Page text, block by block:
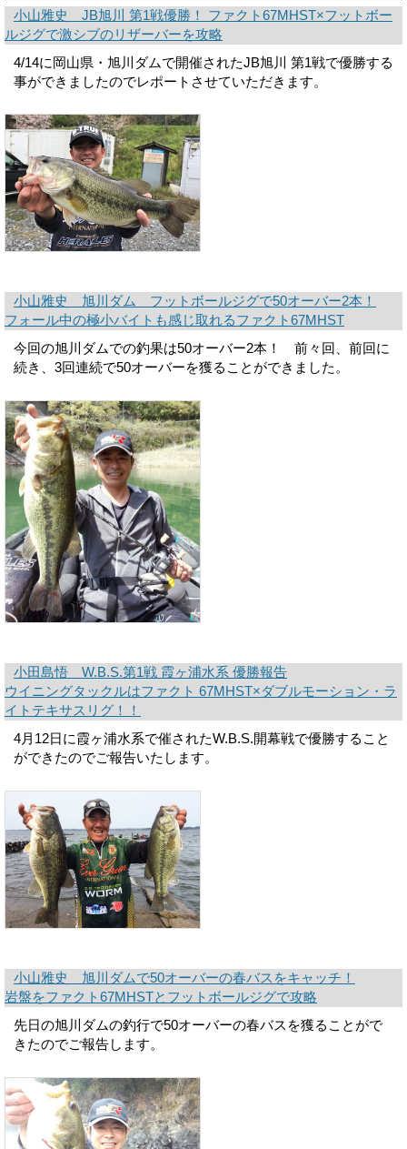
小山雅史 JB旭川 第1戦優勝！ ファクト67MHST×フットボー
ルジグで激シブのリザーバーを攻略
4/14に岡山県・旭川ダムで開催されたJB旭川 第1戦で優勝する
事ができましたのでレポートさせていただきます。
小山雅史 旭川ダム フットボールジグで50オーバー2本！
フォール中の極小バイトも感じ取れるファクト67MHST
今回の旭川ダムでの釣果は50オーバー2本！ 前々回、前回に
続き、3回連続で50オーバーを獲ることができました。
小田島悟 W.B.S.第1戦 霞ヶ浦水系 優勝報告
ウイニングタックルはファクト 67MHST×ダブルモーション・ラ
イトテキサスリグ！！
4月12日に霞ヶ浦水系で催されたW.B.S.開幕戦で優勝すること
ができたのでご報告いたします。
小山雅史 旭川ダムで50オーバーの春バスをキャッチ！
岩盤をファクト67MHSTとフットボールジグで攻略
先日の旭川ダムの釣行で50オーバーの春バスを獲ることがで
きたのでご報告します。